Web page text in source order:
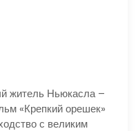
житель Ньюкасла –
«Крепкий орешек»
с великим